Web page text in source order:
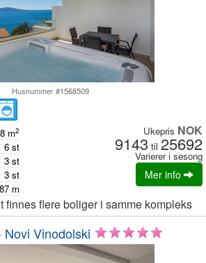
Husnummer #1568509
m2
6 st
3 st
3 st
87 m
Ukepris NOK
9143 til 25692
Varierer i sesong
Mer info
finnes flere boliger i samme kompleks
Vinodolski